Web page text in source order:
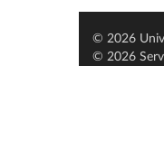
© 2026
© 2026